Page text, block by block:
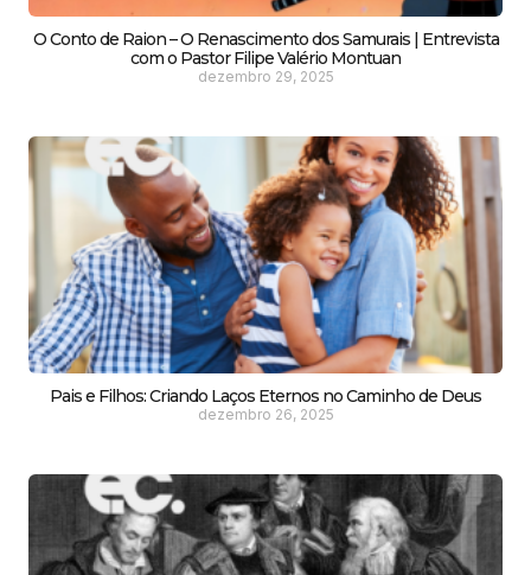
O Conto de Raion – O Renascimento dos Samurais | Entrevista
com o Pastor Filipe Valério Montuan
dezembro 29, 2025
Pais e Filhos: Criando Laços Eternos no Caminho de Deus
dezembro 26, 2025